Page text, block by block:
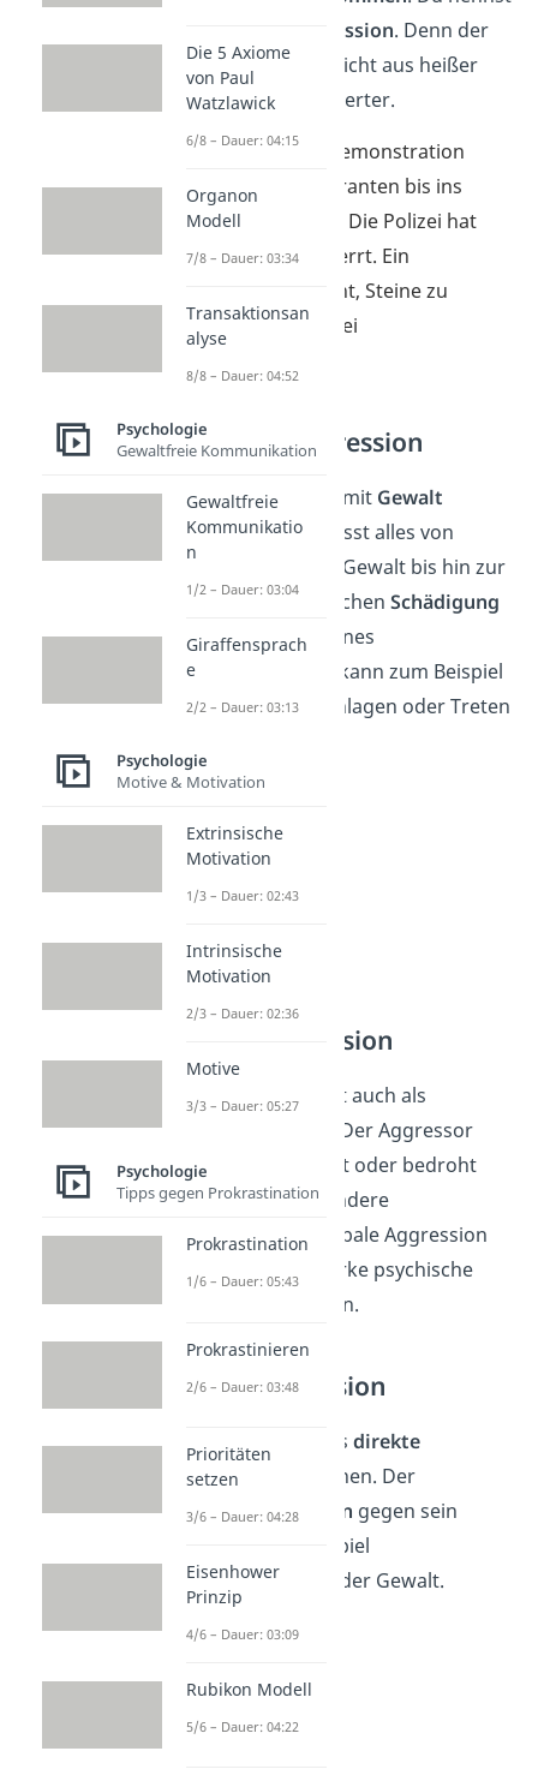
Aggression. Denn der
Aggressor handelt nicht aus heißer
Wut, sondern kalkulierter.
Beispiel:Bei einer Demonstration
wollen die Demonstranten bis ins
Rathaus vordringen. Die Polizei hat
den Bereich abgesperrt. Ein
Demonstrant beginnt, Steine zu
werfen, um die Polizei
Physische Aggression
… wird oft synonym mit Gewalt
verwendet. Sie umfasst alles von
derAndrohung
von Gewalt bis hin zur
tatsächlichen physischen Schädigung
einer Person oder eines
Gegenstandes. Das kann zum Beispiel
durch Schubsen, Schlagen oder Treten
Verbale Aggression
… bezeichnest du oft auch als
psychische
. Der Aggressor
beleidigt, beschimpft oder bedroht
sein Opfer. Insbesondere
wiederkehrende verbale Aggression
Mobbing
) kann starke psychische
Schäden verursachen.
Offene Aggression
… kannst du auch als direkte
Aggression
bezeichnen. Der
Aggressor geht offen gegen sein
Opfer vor, zum Beispiel
mit Beleidigungen oder Gewalt.
Die 5 Axiome
von Paul
Watzlawick
6/8 – Dauer: 04:15
Organon
Modell
7/8 – Dauer: 03:34
Transaktionsan
alyse
8/8 – Dauer: 04:52
Psychologie
Gewaltfreie Kommunikation
Gewaltfreie
Kommunikatio
n
1/2 – Dauer: 03:04
Giraffensprach
e
2/2 – Dauer: 03:13
Psychologie
Motive & Motivation
Extrinsische
Motivation
1/3 – Dauer: 02:43
Intrinsische
Motivation
2/3 – Dauer: 02:36
Motive
3/3 – Dauer: 05:27
Psychologie
Tipps gegen Prokrastination
Prokrastination
1/6 – Dauer: 05:43
Prokrastinieren
2/6 – Dauer: 03:48
Prioritäten
setzen
3/6 – Dauer: 04:28
Eisenhower
Prinzip
4/6 – Dauer: 03:09
Rubikon Modell
5/6 – Dauer: 04:22